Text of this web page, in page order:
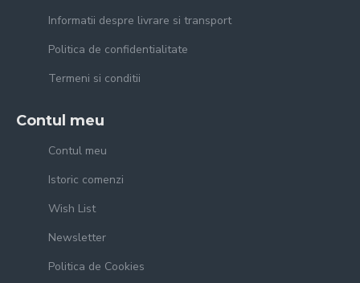
Informatii despre livrare si transport
Politica de confidentialitate
Termeni si conditii
Contul meu
Contul meu
Istoric comenzi
Wish List
Newsletter
Politica de Cookies